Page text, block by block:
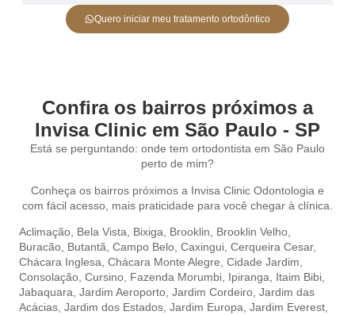
Quero iniciar meu tratamento ortodôntico
Confira os bairros próximos a
Invisa Clinic em São Paulo - SP
Está se perguntando: onde tem ortodontista em São Paulo
perto de mim?
Conheça os bairros próximos a Invisa Clinic Odontologia e
com fácil acesso, mais praticidade para você chegar à clínica.
Aclimação, Bela Vista, Bixiga, Brooklin, Brooklin Velho,
Buracão, Butantã, Campo Belo, Caxingui, Cerqueira Cesar,
Chácara Inglesa, Chácara Monte Alegre, Cidade Jardim,
Consolação, Cursino, Fazenda Morumbi, Ipiranga, Itaim Bibi,
Jabaquara, Jardim Aeroporto, Jardim Cordeiro, Jardim das
Acácias, Jardim dos Estados, Jardim Europa, Jardim Everest,